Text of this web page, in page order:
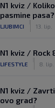
N1 kviz /
pasmine pasa?
LJUBIMCI 13. lip.
N1 kviz / Rock
LIFESTYLE 8. lip.
N1 kviz /
ovo grad?